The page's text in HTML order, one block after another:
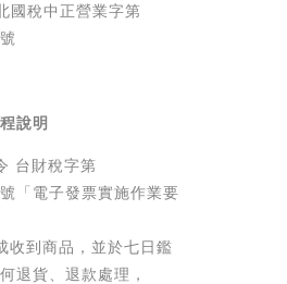
國稅中正營業字第
說明
台財稅字第
「電子發票實施作業要
收到商品，並於七日鑑
退貨、退款處理，